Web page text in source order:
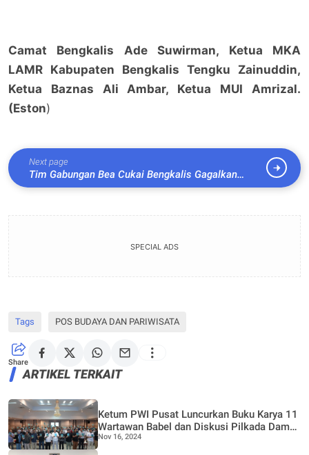
Camat Bengkalis Ade Suwirman, Ketua MKA
LAMR Kabupaten Bengkalis Tengku Zainuddin,
Ketua Baznas Ali Ambar, Ketua MUI Amrizal.
(Eston)
Next page
Tim Gabungan Bea Cukai Bengkalis Gagalkan
Penyeludupan 9 Kg Sabu
SPECIAL ADS
Tags POS BUDAYA DAN PARIWISATA
Share
ARTIKEL TERKAIT
Ketum PWI Pusat Luncurkan Buku Karya 11
Wartawan Babel dan Diskusi Pilkada Damai
Anti Hoaks
Nov 16, 2024